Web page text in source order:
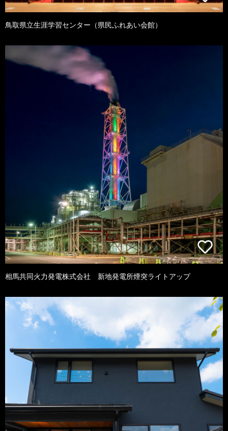
鳥取県立生涯学習センター（県民ふれあい会館）
相馬共同火力発電株式会社 新地発電所煙突ライトアップ